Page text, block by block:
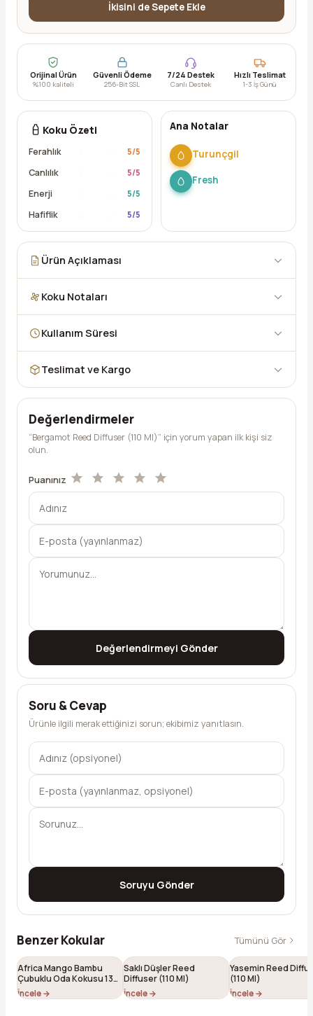
İkisini de Sepete Ekle
Orijinal Ürün
%100 kaliteli
Güvenli Ödeme
256-Bit SSL
7/24 Destek
Canlı Destek
Hızlı Teslimat
1-3 İş Günü
Koku Özeti
Ferahlık 5/5
Canlılık 5/5
Enerji 5/5
Hafiflik 5/5
Ana Notalar
Turunçgil
Fresh
Ürün Açıklaması
Koku Notaları
Kullanım Süresi
Teslimat ve Kargo
Değerlendirmeler
“Bergamot Reed Diffuser (110 Ml)” için yorum yapan ilk kişi siz
olun.
Puanınız
Değerlendirmeyi Gönder
Soru & Cevap
Ürünle ilgili merak ettiğinizi sorun; ekibimiz yanıtlasın.
Soruyu Gönder
Benzer Kokular Tümünü Gör
Africa Mango Bambu
Çubuklu Oda Kokusu 130
ml
İncele →
Saklı Düşler Reed
Diffuser (110 Ml)
İncele →
Yasemin Reed
(110 Ml)
İncele →